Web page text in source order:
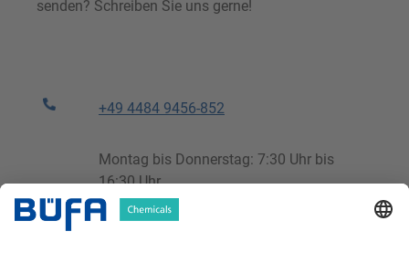
senden? Schreiben Sie uns gerne!
+49 4484 9456-852
Montag bis Donnerstag: 7:30 Uhr bis
16:30 Uhr